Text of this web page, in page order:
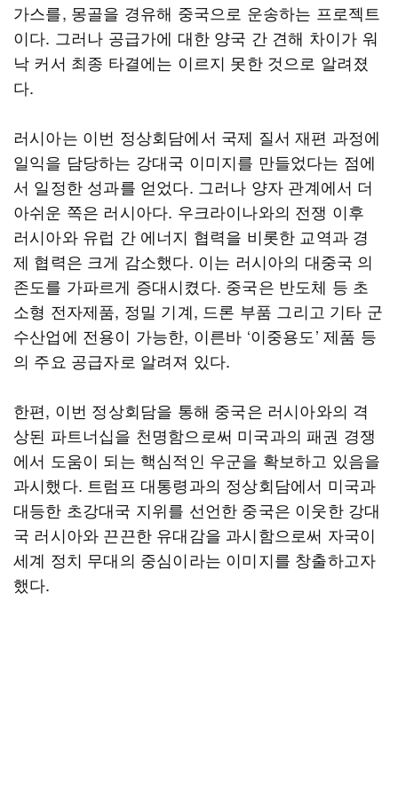
가스를, 몽골을 경유해 중국으로 운송하는 프로젝트
이다. 그러나 공급가에 대한 양국 간 견해 차이가 워
낙 커서 최종 타결에는 이르지 못한 것으로 알려졌
다.
러시아는 이번 정상회담에서 국제 질서 재편 과정에
일익을 담당하는 강대국 이미지를 만들었다는 점에
서 일정한 성과를 얻었다. 그러나 양자 관계에서 더
아쉬운 쪽은 러시아다. 우크라이나와의 전쟁 이후
러시아와 유럽 간 에너지 협력을 비롯한 교역과 경
제 협력은 크게 감소했다. 이는 러시아의 대중국 의
존도를 가파르게 증대시켰다. 중국은 반도체 등 초
소형 전자제품, 정밀 기계, 드론 부품 그리고 기타 군
수산업에 전용이 가능한, 이른바 ‘이중용도’ 제품 등
의 주요 공급자로 알려져 있다.
한편, 이번 정상회담을 통해 중국은 러시아와의 격
상된 파트너십을 천명함으로써 미국과의 패권 경쟁
에서 도움이 되는 핵심적인 우군을 확보하고 있음을
과시했다. 트럼프 대통령과의 정상회담에서 미국과
대등한 초강대국 지위를 선언한 중국은 이웃한 강대
국 러시아와 끈끈한 유대감을 과시함으로써 자국이
세계 정치 무대의 중심이라는 이미지를 창출하고자
했다.